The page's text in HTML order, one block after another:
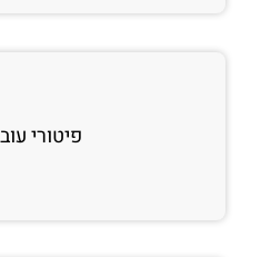
פיטורי